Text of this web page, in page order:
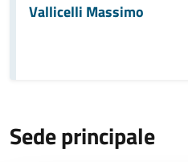
Vallicelli Massimo
Sede principale